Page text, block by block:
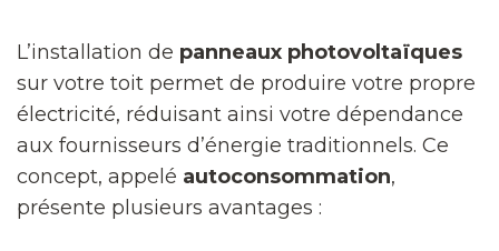
L’installation de panneaux photovoltaïques
sur votre toit permet de produire votre propre
électricité, réduisant ainsi votre dépendance
aux fournisseurs d’énergie traditionnels. Ce
concept, appelé autoconsommation,
présente plusieurs avantages :